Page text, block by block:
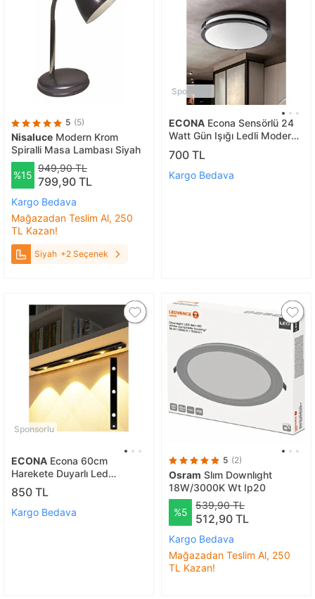
5 (5)
Nisaluce Modern Krom
Spiralli Masa Lambası Siyah
%15
949,90 TL
799,90 TL
Kargo Bedava
Mağazadan Teslim Al, 250
TL Kazan!
Siyah +2 Seçenek
Sponsorlu
ECONA Econa Sensörlü 24
Watt Gün Işığı Ledli Modern
Sıva Üstü Spot Lamba, Yeni
Nesil Tavan, Duvar Armatürü
700 TL
Kargo Bedava
Sponsorlu
ECONA Econa 60cm
Harekete Duyarlı Led
Sensörlü Usb Şarj Dim
Edilebilir Taşınabilir Mutfak,
Dolap, Gece Lambası
850 TL
Kargo Bedava
5 (2)
Osram Slım Downlıght
18W/3000K Wt Ip20
%5
539,90 TL
512,90 TL
Kargo Bedava
Mağazadan Teslim Al, 250
TL Kazan!